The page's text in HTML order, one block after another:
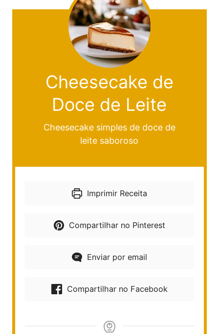
Cheesecake de
Doce de Leite
Cheesecake simples de doce de
leite saboroso
Imprimir Receita
Compartilhar no Pinterest
Enviar por email
Compartilhar no Facebook